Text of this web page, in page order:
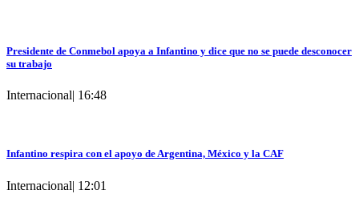
Presidente de Conmebol apoya a Infantino y dice que no se puede desconocer
su trabajo
Internacional| 16:48
Infantino respira con el apoyo de Argentina, México y la CAF
Internacional| 12:01